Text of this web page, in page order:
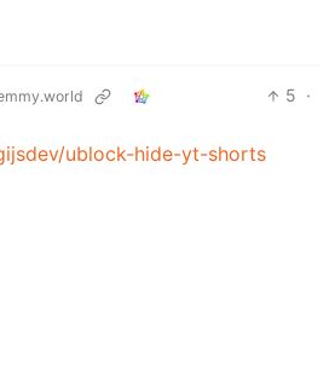
5 ·
ublock-hide-yt-shorts